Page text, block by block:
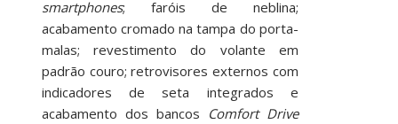
smartphones; faróis de neblina;
acabamento cromado na tampa do porta-
malas; revestimento do volante em
padrão couro; retrovisores externos com
indicadores de seta integrados e
acabamento dos bancos Comfort Drive